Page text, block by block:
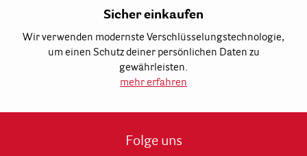
Sicher einkaufen
Wir verwenden modernste Verschlüsselungstechnologie,
um einen Schutz deiner persönlichen Daten zu
gewährleisten.
mehr erfahren
Folge uns